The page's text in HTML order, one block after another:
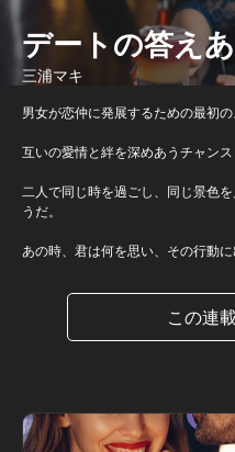
デートの答え
三浦マキ
男女が恋仲に発展するための最初の
互いの愛情と絆を深めあうチャン
二人で同じ時を過ごし、同じ景色
うだ。
あの時、君は何を思い、その行動
この連